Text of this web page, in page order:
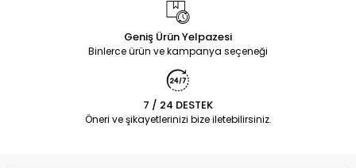
Geniş Ürün Yelpazesi
Binlerce ürün ve kampanya seçeneği
7 / 24 DESTEK
Öneri ve şikayetlerinizi bize iletebilirsiniz.